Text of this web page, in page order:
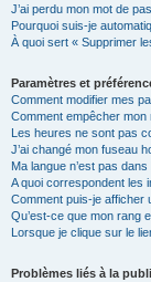
J’ai perdu mon mot de
Pourquoi suis-je
À quoi sert « Supprimer
Paramètres et
Comment modifier mes
Comment empêcher mon
Les heures ne sont pas
J’ai changé mon fuseau
Ma langue n’est pas dans
A quoi correspondent les
Comment puis-je afficher
Qu’est-ce que mon rang
Lorsque je clique sur le
Problèmes liés à la